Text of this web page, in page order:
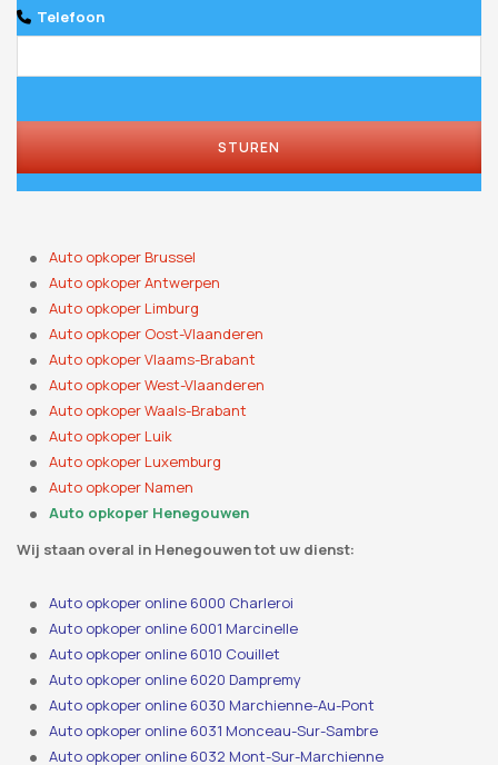
Telefoon
STUREN
Auto opkoper Brussel
Auto opkoper Antwerpen
Auto opkoper Limburg
Auto opkoper Oost-Vlaanderen
Auto opkoper Vlaams-Brabant
Auto opkoper West-Vlaanderen
Auto opkoper Waals-Brabant
Auto opkoper Luik
Auto opkoper Luxemburg
Auto opkoper Namen
Auto opkoper Henegouwen
Wij staan ​​overal in Henegouwen tot uw dienst:
Auto opkoper online 6000 Charleroi
Auto opkoper online 6001 Marcinelle
Auto opkoper online 6010 Couillet
Auto opkoper online 6020 Dampremy
Auto opkoper online 6030 Marchienne-Au-Pont
Auto opkoper online 6031 Monceau-Sur-Sambre
Auto opkoper online 6032 Mont-Sur-Marchienne